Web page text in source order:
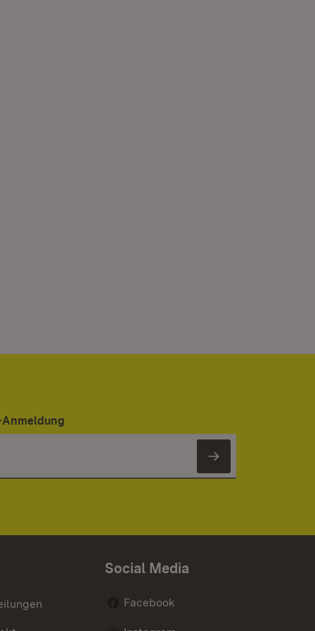
Newsletter
Social Media
Facebook